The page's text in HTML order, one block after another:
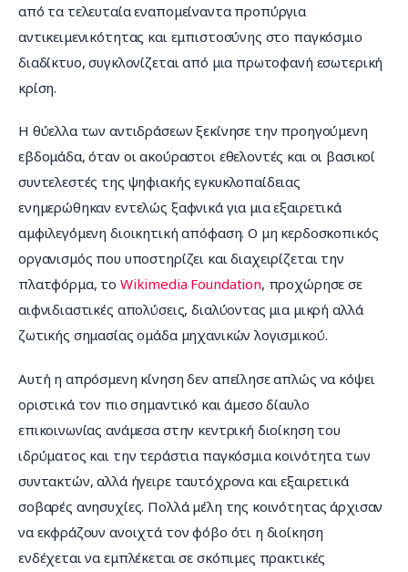
από τα τελευταία εναπομείναντα προπύργια
αντικειμενικότητας και εμπιστοσύνης στο παγκόσμιο
διαδίκτυο, συγκλονίζεται από μια πρωτοφανή εσωτερική
κρίση.
Η θύελλα των αντιδράσεων ξεκίνησε την προηγούμενη
εβδομάδα, όταν οι ακούραστοι εθελοντές και οι βασικοί
συντελεστές της ψηφιακής εγκυκλοπαίδειας
ενημερώθηκαν εντελώς ξαφνικά για μια εξαιρετικά
αμφιλεγόμενη διοικητική απόφαση. Ο μη κερδοσκοπικός
οργανισμός που υποστηρίζει και διαχειρίζεται την
πλατφόρμα, το Wikimedia Foundation, προχώρησε σε
αιφνιδιαστικές απολύσεις, διαλύοντας μια μικρή αλλά
ζωτικής σημασίας ομάδα μηχανικών λογισμικού.
Αυτή η απρόσμενη κίνηση δεν απείλησε απλώς να κόψει
οριστικά τον πιο σημαντικό και άμεσο δίαυλο
επικοινωνίας ανάμεσα στην κεντρική διοίκηση του
ιδρύματος και την τεράστια παγκόσμια κοινότητα των
συντακτών, αλλά ήγειρε ταυτόχρονα και εξαιρετικά
σοβαρές ανησυχίες. Πολλά μέλη της κοινότητας άρχισαν
να εκφράζουν ανοιχτά τον φόβο ότι η διοίκηση
ενδέχεται να εμπλέκεται σε σκόπιμες πρακτικές